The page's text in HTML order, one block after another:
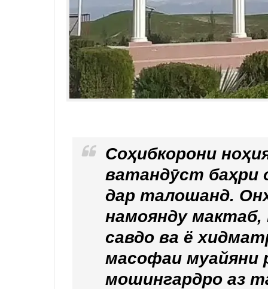
Соҳибкорони
ватандӯст баҳри
дар талошанд.
намоянду
савдо ва ё
масофаи муайяни
мошингардро аз